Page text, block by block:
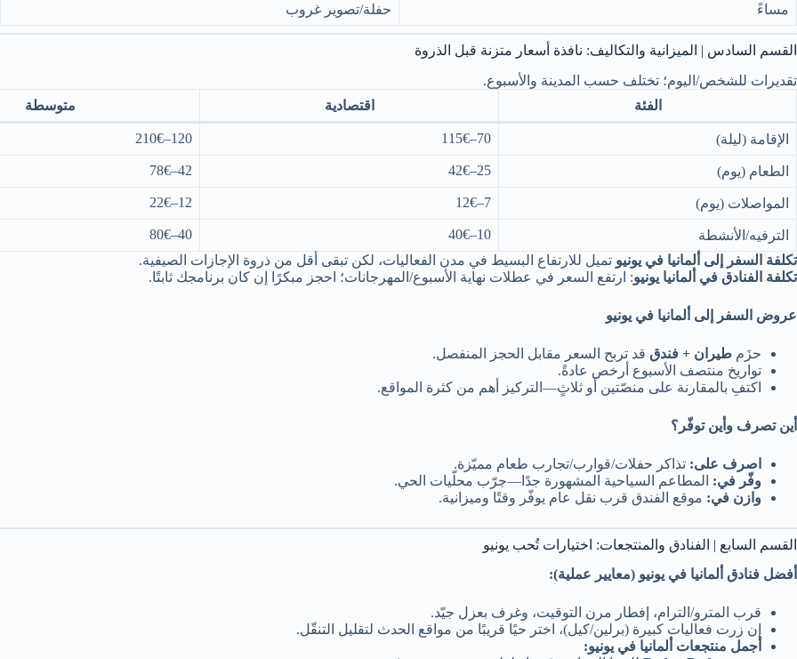
مساءً حفلة/تصوير غروب
القسم السادس | الميزانية والتكاليف: نافذة أسعار متزنة قبل الذروة
تقديرات للشخص/اليوم؛ تختلف حسب المدينة والأسبوع.
الفئة
اقتصادية متوسطة
الإقامة (ليلة) 70–115€
120–210€
الطعام (يوم) 25–42€
42–78€
المواصلات (يوم) 7–12€
12–22€
الترفيه/الأنشطة 10–40€
40–80€
تكلفة السفر إلى ألمانيا في يونيو تميل للارتفاع البسيط في مدن الفعاليات، لكن تبقى أقل من ذروة الإجازات الصيفية.
تكلفة الفنادق في ألمانيا يونيو: ارتفع السعر في عطلات نهاية الأسبوع/المهرجانات؛ احجز مبكرًا إن كان برنامجك ثابتًا.
عروض السفر إلى ألمانيا في يونيو
حزَم طيران + فندق قد تربح السعر مقابل الحجز المنفصل.
تواريخ منتصف الأسبوع أرخص عادةً.
اكتفِ بالمقارنة على منصّتين أو ثلاثٍ—التركيز أهم من كثرة المواقع.
أين تصرف وأين توفّر؟
اصرف على: تذاكر حفلات/قوارب/تجارب طعام مميّزة.
وفّر في: المطاعم السياحية المشهورة جدًا—جرّب محلّيات الحي.
وازن في: موقع الفندق قرب نقل عام يوفّر وقتًا وميزانية.
القسم السابع | الفنادق والمنتجعات: اختيارات تُحب يونيو
أفضل فنادق ألمانيا في يونيو (معايير عملية):
قرب المترو/الترام، إفطار مرن التوقيت، وغرف بعزل جيّد.
إن زرت فعاليات كبيرة (برلين/كيل)، اختر حيًا قريبًا من مواقع الحدث لتقليل التنقّل.
أجمل منتجعات ألمانيا في يونيو: